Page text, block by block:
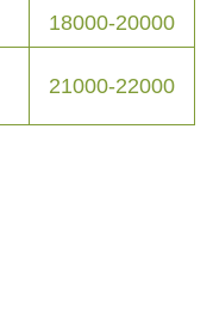
18000-20000
21000-22000